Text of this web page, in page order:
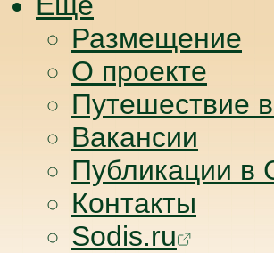
Размещение
О проекте
Путешествие
Вакансии
Публикации
Контакты
Sodis.ru